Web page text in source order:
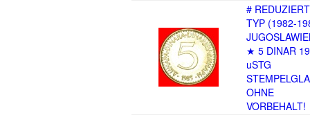
#
TYP (1982-
★ 5 DINAR
uSTG
OHNE
VORBEHALT!